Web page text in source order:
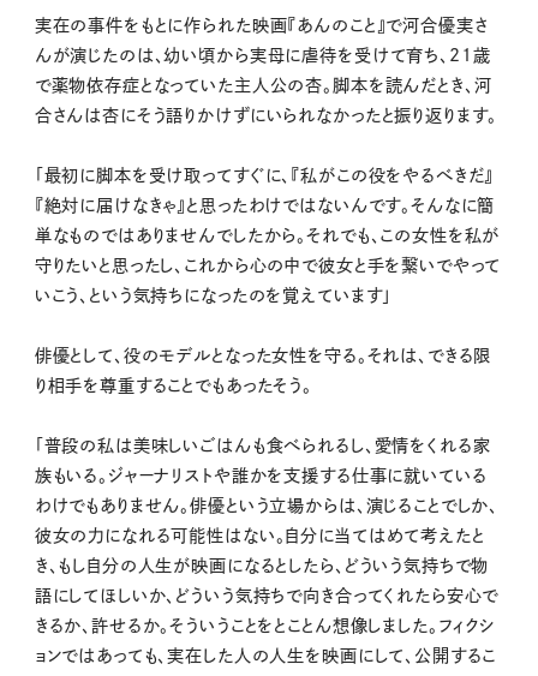
実在の事件をもとに作られた映画『あんのこと』で河合優実さ
んが演じたのは、幼い頃から実母に虐待を受けて育ち、21歳
で薬物依存症となっていた主人公の杏。脚本を読んだとき、河
合さんは杏にそう語りかけずにいられなかったと振り返ります。
「最初に脚本を受け取ってすぐに、『私がこの役をやるべきだ』
『絶対に届けなきゃ』と思ったわけではないんです。そんなに簡
単なものではありませんでしたから。それでも、この女性を私が
守りたいと思ったし、これから心の中で彼女と手を繋いでやって
いこう、という気持ちになったのを覚えています」
俳優として、役のモデルとなった女性を守る。それは、できる限
り相手を尊重することでもあったそう。
「普段の私は美味しいごはんも食べられるし、愛情をくれる家
族もいる。ジャーナリストや誰かを支援する仕事に就いている
わけでもありません。俳優という立場からは、演じることでしか、
彼女の力になれる可能性はない。自分に当てはめて考えたと
き、もし自分の人生が映画になるとしたら、どういう気持ちで物
語にしてほしいか、どういう気持ちで向き合ってくれたら安心で
きるか、許せるか。そういうことをとことん想像しました。フィクシ
ョンではあっても、実在した人の人生を映画にして、公開するこ